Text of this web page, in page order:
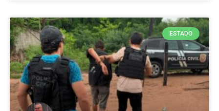
ESTADO